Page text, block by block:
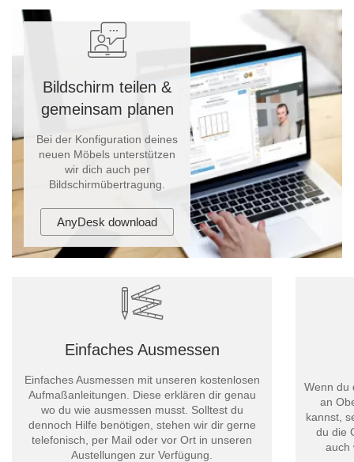
Bildschirm teilen &
gemeinsam planen
Bei der Konfiguration deines
neuen Möbels unterstützen
wir dich auch per
Bildschirmübertragung.
AnyDesk download
Einfaches Ausmessen
Einfaches Ausmessen mit unseren kostenlosen
Aufmaßanleitungen. Diese erklären dir genau
wo du wie ausmessen musst. Solltest du
dennoch Hilfe benötigen, stehen wir dir gerne
telefonisch, per Mail oder vor Ort in unseren
Austellungen zur Verfügung.
Wenn du
an
kannst,
du die
auch